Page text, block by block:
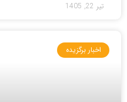
تیر 22, 1405
اخبار برگزیده